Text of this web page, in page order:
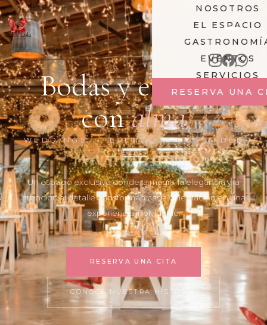
NOSOTROS
EL ESPACIO
EVENTOS
SERVICIOS
RESERVA UNA
Bodas y eventos
conalma
WEDDINGS · EVENTS · COSTA DEL
SOL
Un espacio exclusivo donde la magia, la elegancia y la
atención al detalle transforman cada celebración en una
experiencia inolvidable.
RESERVA UNA CITA
CONOCE NUESTRA HISTORIA